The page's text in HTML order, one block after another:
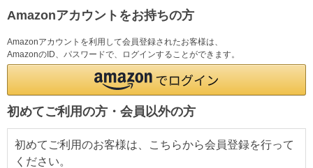
Amazonアカウントをお持ちの方
Amazonアカウントを利用して会員登録されたお客様は、
AmazonのID、パスワードで、ログインすることができます。
初めてご利用の方・会員以外の方
初めてご利用のお客様は、こちらから会員登録を行って
ください。